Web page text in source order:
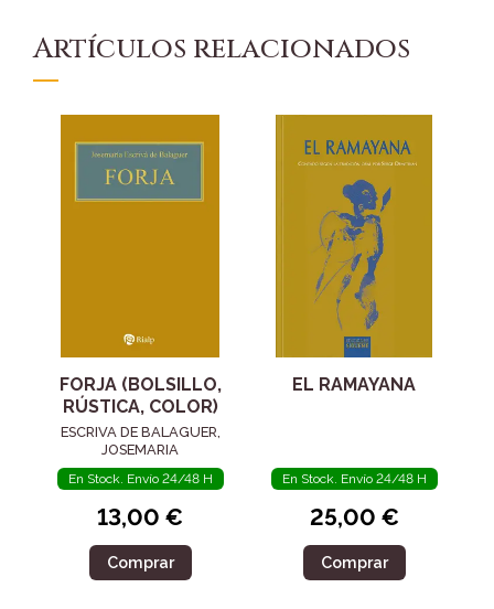
Artículos relacionados
FORJA (BOLSILLO,
RÚSTICA, COLOR)
ESCRIVA DE BALAGUER,
JOSEMARIA
En Stock. Envío 24/48 H
13,00 €
Comprar
EL RAMAYANA
En Stock. Envío 24/48 H
25,00 €
Comprar